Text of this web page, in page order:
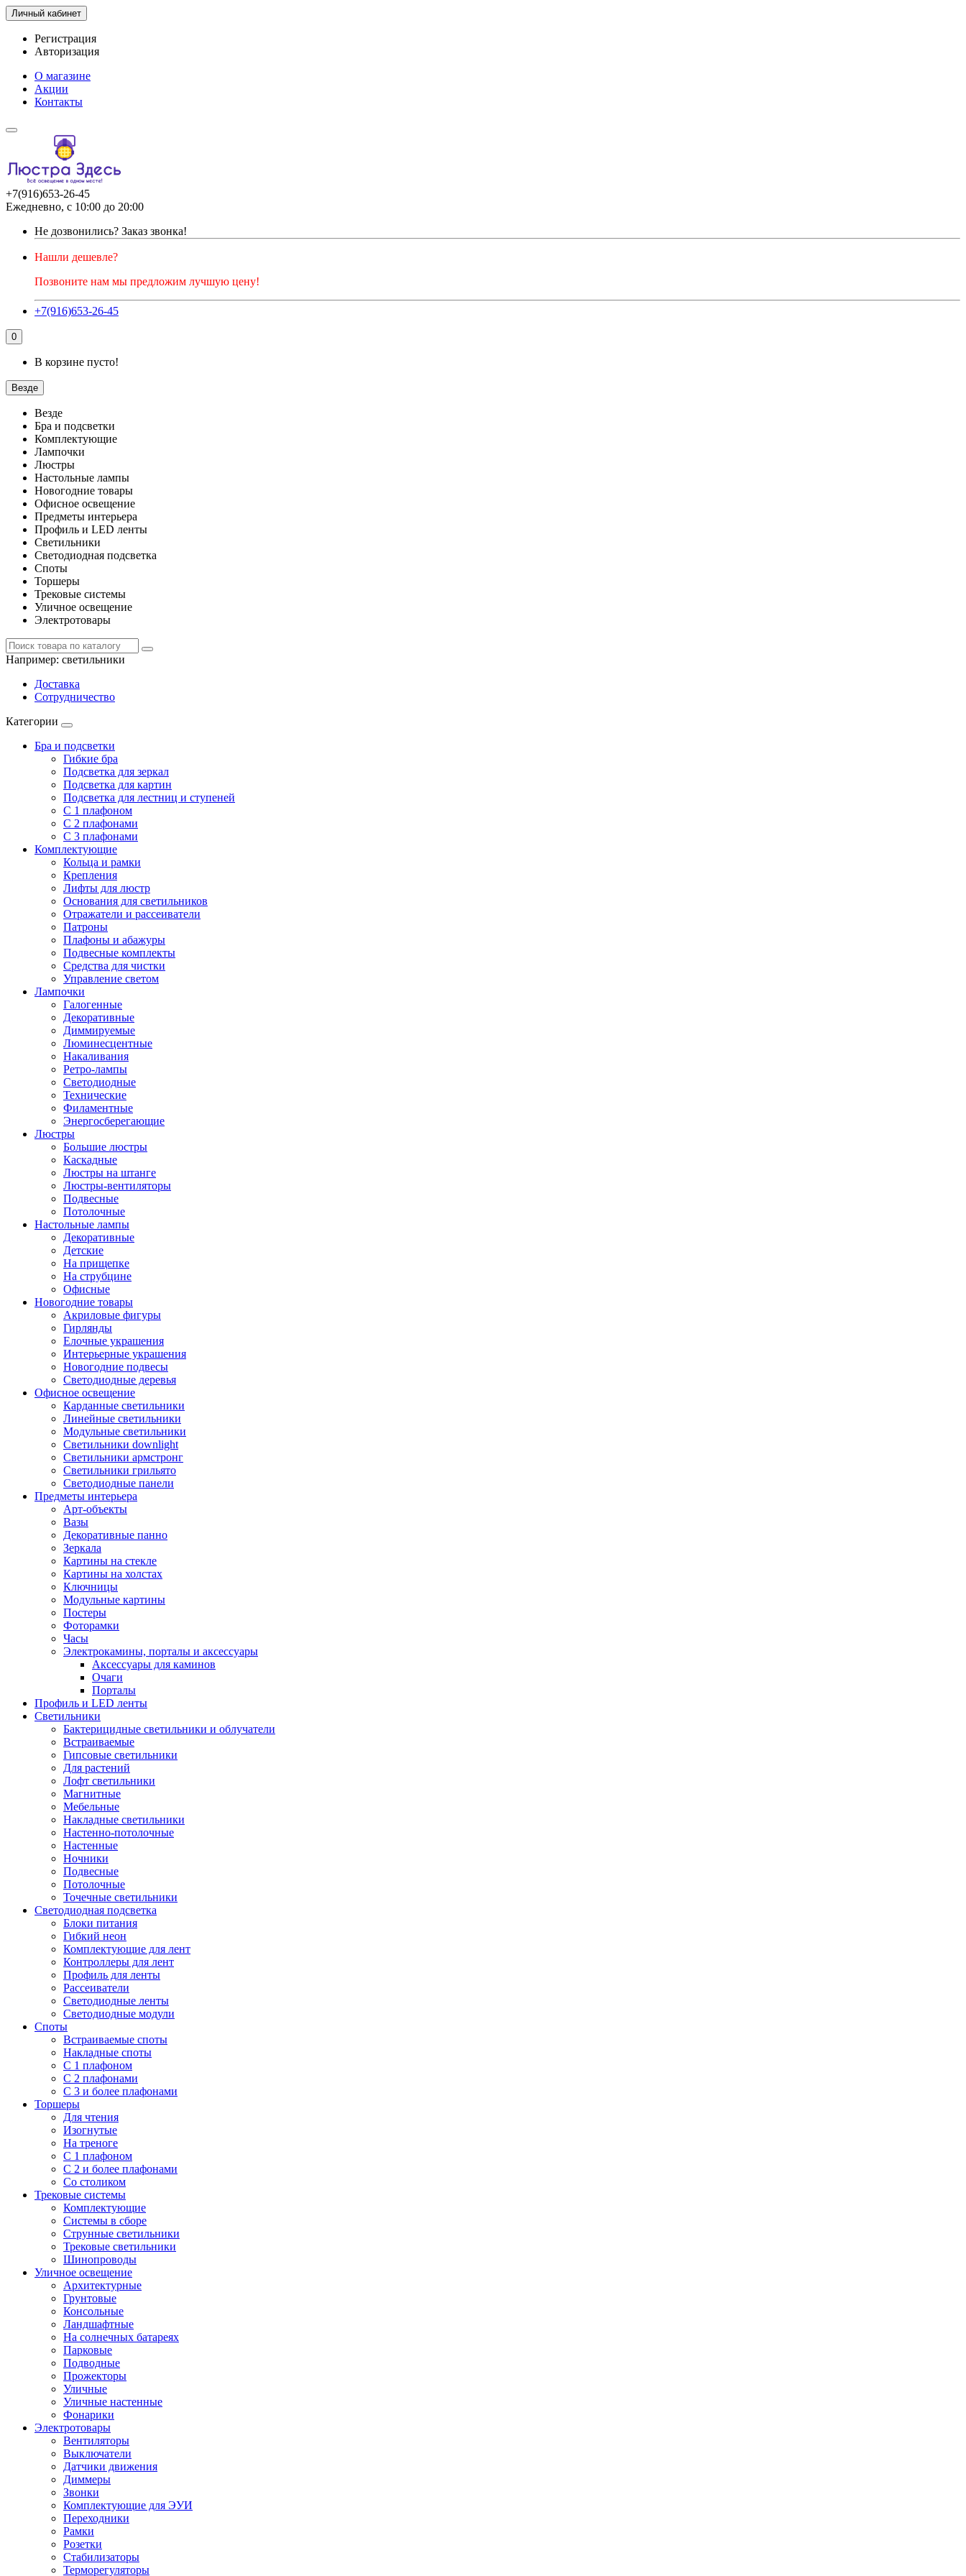
Личный кабинет
Регистрация
Авторизация
О магазине
Акции
Контакты
+7(916)653-26-45
Ежедневно, с 10:00 до 20:00
Не дозвонились? Заказ звонка!
Нашли дешевле?
Позвоните нам мы предложим лучшую цену!
+7(916)653-26-45
0
В корзине пусто!
Везде
Везде
Бра и подсветки
Комплектующие
Лампочки
Люстры
Настольные лампы
Новогодние товары
Офисное освещение
Предметы интерьера
Профиль и LED ленты
Светильники
Светодиодная подсветка
Споты
Торшеры
Трековые системы
Уличное освещение
Электротовары
Например: светильники
Доставка
Сотрудничество
Категории
Бра и подсветки
Гибкие бра
Подсветка для зеркал
Подсветка для картин
Подсветка для лестниц и ступеней
С 1 плафоном
С 2 плафонами
С 3 плафонами
Комплектующие
Кольца и рамки
Крепления
Лифты для люстр
Основания для светильников
Отражатели и рассеиватели
Патроны
Плафоны и абажуры
Подвесные комплекты
Средства для чистки
Управление светом
Лампочки
Галогенные
Декоративные
Диммируемые
Люминесцентные
Накаливания
Ретро-лампы
Светодиодные
Технические
Филаментные
Энергосберегающие
Люстры
Большие люстры
Каскадные
Люстры на штанге
Люстры-вентиляторы
Подвесные
Потолочные
Настольные лампы
Декоративные
Детские
На прищепке
На струбцине
Офисные
Новогодние товары
Акриловые фигуры
Гирлянды
Елочные украшения
Интерьерные украшения
Новогодние подвесы
Светодиодные деревья
Офисное освещение
Карданные светильники
Линейные светильники
Модульные светильники
Светильники downlight
Светильники армстронг
Светильники грильято
Светодиодные панели
Предметы интерьера
Арт-объекты
Вазы
Декоративные панно
Зеркала
Картины на стекле
Картины на холстах
Ключницы
Модульные картины
Постеры
Фоторамки
Часы
Электрокамины, порталы и аксессуары
Аксессуары для каминов
Очаги
Порталы
Профиль и LED ленты
Светильники
Бактерицидные светильники и облучатели
Встраиваемые
Гипсовые светильники
Для растений
Лофт светильники
Магнитные
Мебельные
Накладные светильники
Настенно-потолочные
Настенные
Ночники
Подвесные
Потолочные
Точечные светильники
Светодиодная подсветка
Блоки питания
Гибкий неон
Комплектующие для лент
Контроллеры для лент
Профиль для ленты
Рассеиватели
Светодиодные ленты
Светодиодные модули
Споты
Встраиваемые споты
Накладные споты
С 1 плафоном
С 2 плафонами
С 3 и более плафонами
Торшеры
Для чтения
Изогнутые
На треноге
С 1 плафоном
С 2 и более плафонами
Со столиком
Трековые системы
Комплектующие
Системы в сборе
Струнные светильники
Трековые светильники
Шинопроводы
Уличное освещение
Архитектурные
Грунтовые
Консольные
Ландшафтные
На солнечных батареях
Парковые
Подводные
Прожекторы
Уличные
Уличные настенные
Фонарики
Электротовары
Вентиляторы
Выключатели
Датчики движения
Диммеры
Звонки
Комплектующие для ЭУИ
Переходники
Рамки
Розетки
Стабилизаторы
Терморегуляторы